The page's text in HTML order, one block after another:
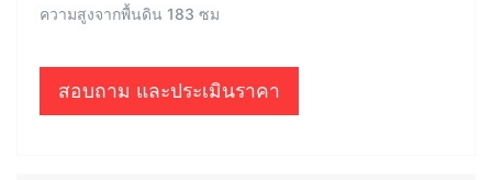
ความสูงจากพื้นดิน 183 ซม
สอบถาม และประเมินราคา